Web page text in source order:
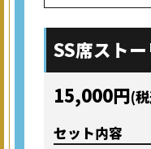
SS席スト
15,000円(
セット内容